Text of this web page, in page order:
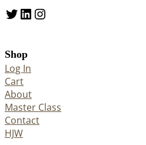
Twitter LinkedIn Instagram
Shop
Log In
Cart
About
Master Class
Contact
HJW